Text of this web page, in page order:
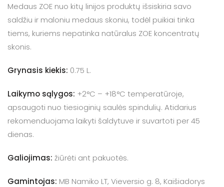
Medaus ZOE nuo kitų linijos produktų išsiskiria savo
saldžiu ir maloniu medaus skoniu, todėl puikiai tinka
tiems, kuriems nepatinka natūralus ZOE koncentratų
skonis.
Grynasis kiekis: 0.75 L.
Laikymo sąlygos: +2°C – +18°C temperatūroje,
apsaugoti nuo tiesioginių saulės spindulių. Atidarius
rekomenduojama laikyti šaldytuve ir suvartoti per 45
dienas.
Galiojimas: žiūrėti ant pakuotės.
Gamintojas: MB Namiko LT, Vieversio g. 8, Kaišiadorys